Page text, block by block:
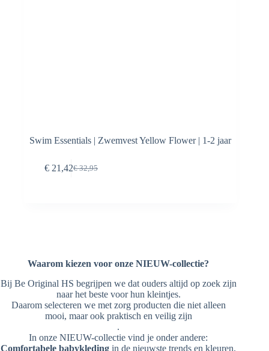
Swim Essentials | Zwemvest Yellow Flower | 1-2 jaar
€32,95
Oorspronkelijke
€ 21,42Huidige
Waarom kiezen voor onze NIEUW-collectie?
Bij Be Original HS begrijpen we dat ouders altijd op zoek zijn
naar het beste voor hun kleintjes.
Daarom selecteren we met zorg producten die niet alleen
mooi, maar ook praktisch en veilig zijn
.
In onze NIEUW-collectie vind je onder andere:
Comfortabele babykleding in de nieuwste trends en kleuren.